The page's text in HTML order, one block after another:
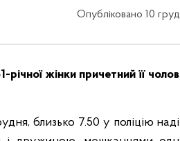
Опубліковано 10
річної жінки причетний її
близько 7.50 у поліцію